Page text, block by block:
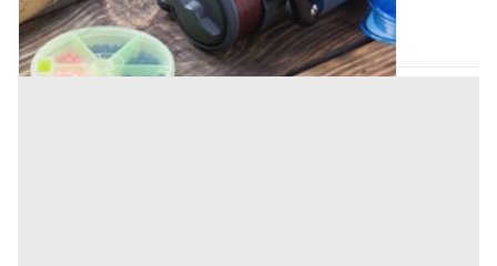
Codice asta:d0a18a94
28/09/2026